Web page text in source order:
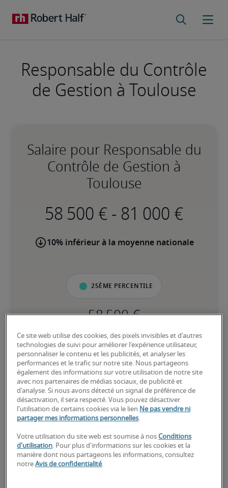
Responsable du Contrôle
de Gestion à Toulouse
Salaire pour Responsable du
Contrôle de Gestion à
Toulouse
-
10% inférieur à la moyenne nationale
25ème percentile
Débutant dans ce type de fonction, développe encore certaines
compétences clés
50ème percentile
clés
75ème percentile
Ce site web utilise des cookies, des pixels invisibles et d'autres
technologies de suivi pour améliorer l'expérience utilisateur,
personnaliser le contenu et les publicités, et analyser les
performances et le trafic sur notre site. Nous partageons
également des informations sur votre utilisation de notre site
avec nos partenaires de médias sociaux, de publicité et
d'analyse. Si nous avons détecté un signal de préférence de
désactivation, il sera respecté. Vous pouvez désactiver
l'utilisation de certains cookies via le lien Ne pas vendre ni
partager mes informations personnelles.
Votre utilisation du site web est soumise à nosConditions
d'utilisation. Pour plus d'informations sur les cookies et la
manière dont nous partageons les informations, consultez
notreAvis de confidentialité.